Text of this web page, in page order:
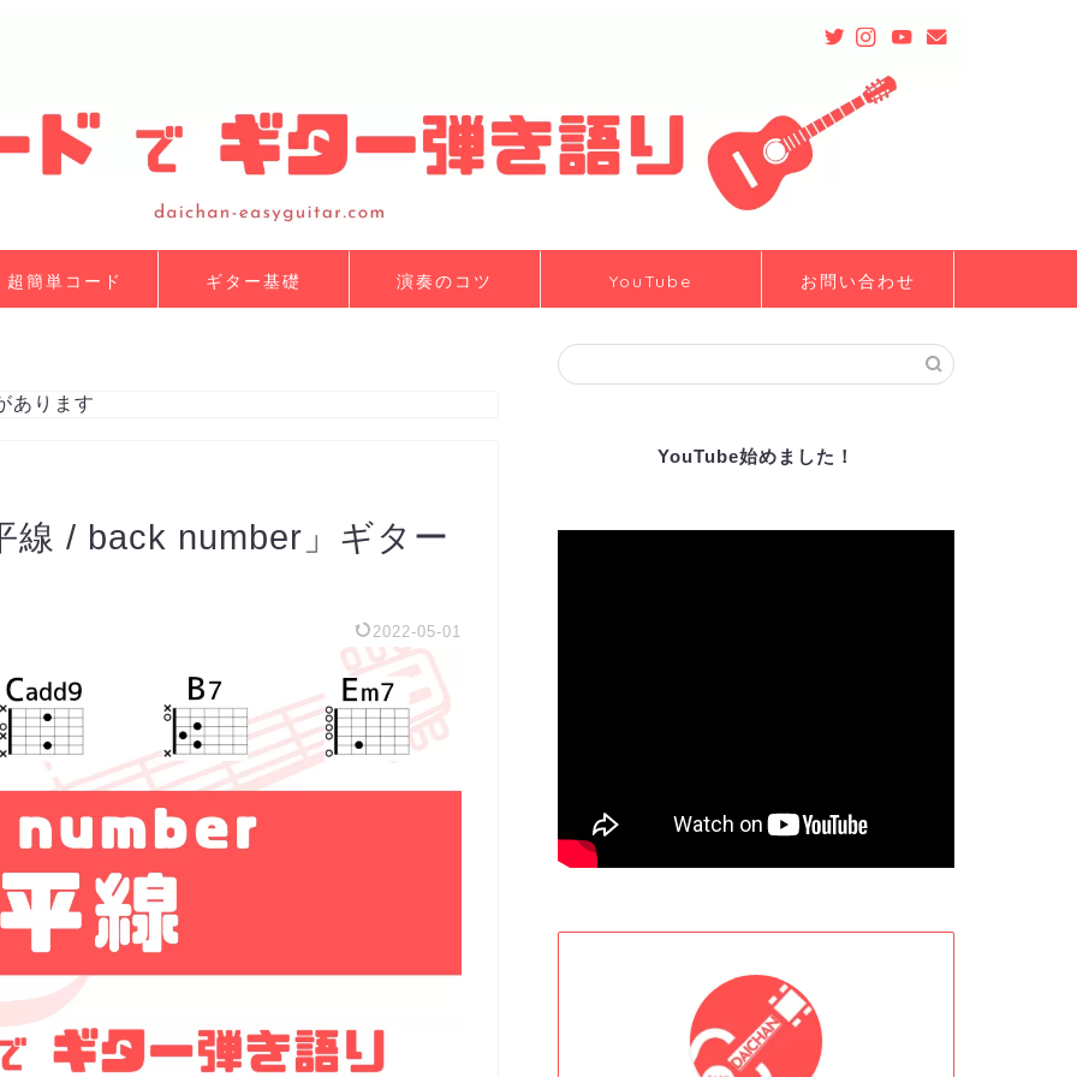
超簡単コード ギター基礎 演奏のコツ YouTube お問い合わせ
あります
線 / back number」ギター
2022-05-01
YouTube始めました！